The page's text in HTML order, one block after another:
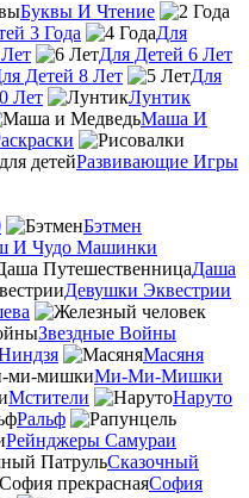
Буквы И Чтение
3 Года
Для
Для Детей 6 Лет
Детей 8 Лет
Для
Лет
Лунтик
Маша И
Развивающие Игры
Бэтмен
И Чудо Машинки
Даша
Девушки Эквестрии
Звездные Войны
Масяня
Ми-Ми-Мишки
Мстители
Наруто
Ральф
Рейнджеры Самураи
Сказочный
София